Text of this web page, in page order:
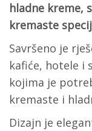
hladne kreme,
kremaste
Savršeno je
kafiće, hotele i
kojima je
kremaste i
Dizajn je